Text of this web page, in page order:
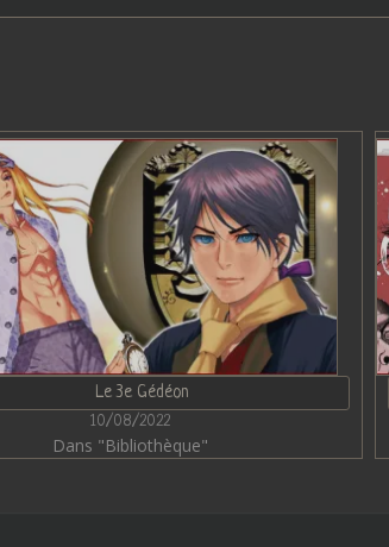
Le 3e Gédéon
10/08/2022
Dans "Bibliothèque"